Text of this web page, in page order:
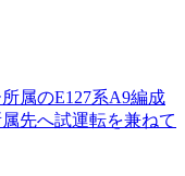
属のE127系A9編成
先へ試運転を兼ねて